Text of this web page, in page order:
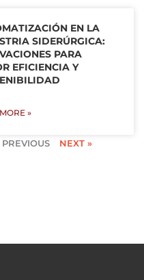
EN LA
SIDERÚRGICA:
PARA
EFICIENCIA Y
»
PREVIOUS NEXT »